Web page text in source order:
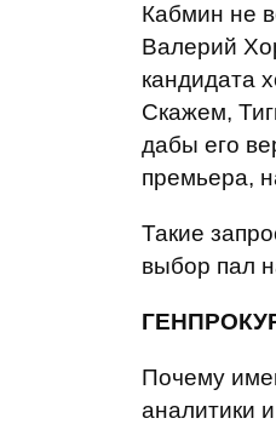
Кабмин не
Валерий
кандидата
Скажем,
дабы его
премьера,
Такие
выбор пал
Почему
аналитики